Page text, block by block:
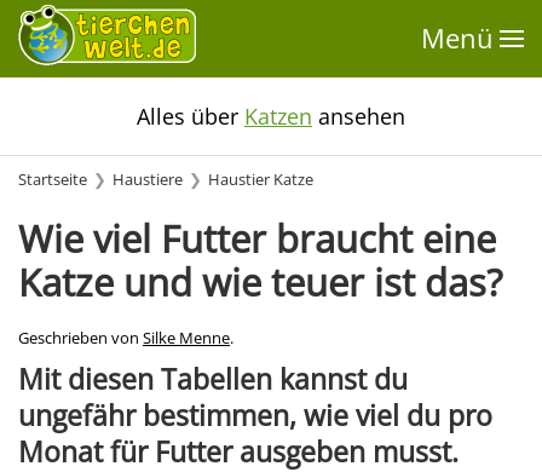
Menü
Alles über Katzen ansehen
Startseite Haustiere Haustier Katze
Wie viel Futter braucht eine
Katze und wie teuer ist das?
Geschrieben von Silke Menne.
Mit diesen Tabellen kannst du
ungefähr bestimmen, wie viel du pro
Monat für Futterausgeben musst.